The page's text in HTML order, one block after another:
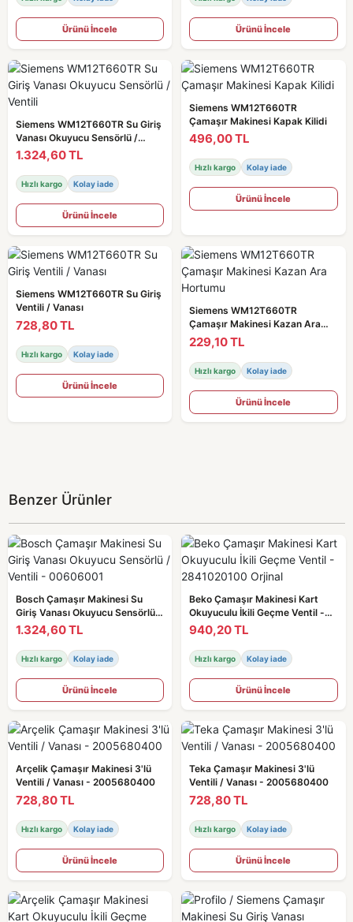
Ürünü İncele Ürünü İncele
Siemens WM12T660TR Su Giriş
Vanası Okuyucu Sensörlü /
Ventili
1.324,60 TL
Hızlı kargo Kolay iade
Ürünü İncele
Siemens WM12T660TR
Çamaşır Makinesi Kapak Kilidi
496,00 TL
Hızlı kargo Kolay iade
Ürünü İncele
Siemens WM12T660TR Su Giriş
Ventili / Vanası
728,80 TL
Hızlı kargo Kolay iade
Ürünü İncele
Siemens WM12T660TR
Çamaşır Makinesi Kazan Ara
Hortumu
229,10 TL
Hızlı kargo Kolay iade
Ürünü İncele
Benzer Ürünler
Bosch Çamaşır Makinesi Su
Giriş Vanası Okuyucu Sensörlü /
Ventili - 00606001
1.324,60 TL
Hızlı kargo Kolay iade
Ürünü İncele
Beko Çamaşır Makinesi Kart
Okuyuculu İkili Geçme Ventil -
2841020100 Orjinal
940,20 TL
Hızlı kargo Kolay iade
Ürünü İncele
Arçelik Çamaşır Makinesi 3'lü
Ventili / Vanası - 2005680400
728,80 TL
Hızlı kargo Kolay iade
Ürünü İncele
Teka Çamaşır Makinesi 3'lü
Ventili / Vanası - 2005680400
728,80 TL
Hızlı kargo Kolay iade
Ürünü İncele